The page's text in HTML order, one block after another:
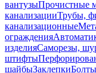
вантузыПрочистные
канализацииТрубы,
канализационные
ограждения
изделияСаморезы,
штифты
шайбыЗаклепки